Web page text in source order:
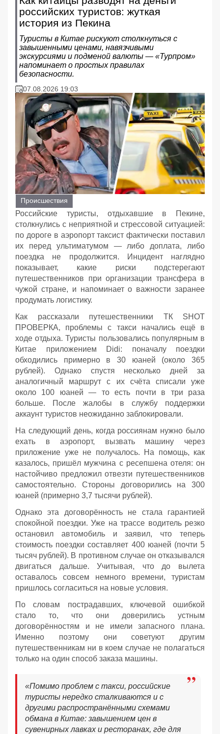
российских туристов: жуткая
история из Пекина
Туристы в Китае рискуют столкнуться с
завышенными ценами, навязчивыми
экскурсиями и подменой валюты — «Турпром»
напоминает о простых правилах
безопасности.
07.08.2026 19:03
Происшествия
Российские туристы, отдыхавшие в Пекине,
столкнулись с неприятной и стрессовой ситуацией:
по дороге в аэропорт таксист фактически поставил
их перед ультиматумом — либо доплата, либо
поездка не продолжится. Инцидент наглядно
показывает, какие риски подстерегают
путешественников при организации трансфера в
чужой стране, и напоминает о важности заранее
продумать логистику.
Как рассказали путешественники ТК SHOT
ПРОВЕРКА, проблемы с такси начались ещё в
ходе отдыха. Туристы пользовались популярным в
Китае приложением Didi: поначалу поездки
обходились примерно в 30 юаней (около 365
рублей). Однако спустя несколько дней за
аналогичный маршрут с их счёта списали уже
около 100 юаней — то есть почти в три раза
больше. После жалобы в службу поддержки
аккаунт туристов неожиданно заблокировали.
На следующий день, когда россиянам нужно было
ехать в аэропорт, вызвать машину через
приложение уже не получалось. На помощь, как
казалось, пришёл мужчина с ресепшена отеля: он
настойчиво предложил отвезти путешественников
самостоятельно. Стороны договорились на 300
юаней (примерно 3,7 тысячи рублей).
Однако эта договорённость не стала гарантией
спокойной поездки. Уже на трассе водитель резко
остановил автомобиль и заявил, что теперь
стоимость поездки составляет 400 юаней (почти 5
тысяч рублей). В противном случае он отказывался
двигаться дальше. Учитывая, что до вылета
оставалось совсем немного времени, туристам
пришлось согласиться на новые условия.
По словам пострадавших, ключевой ошибкой
стало то, что они доверились устным
договорённостям и не имели запасного плана.
Именно поэтому они советуют другим
путешественникам ни в коем случае не полагаться
только на один способ заказа машины.
«Помимо проблем с такси, российские
туристы нередко сталкиваются и с
другими распространёнными схемами
обмана в Китае: завышением цен в
сувенирных лавках и ресторанах, где для